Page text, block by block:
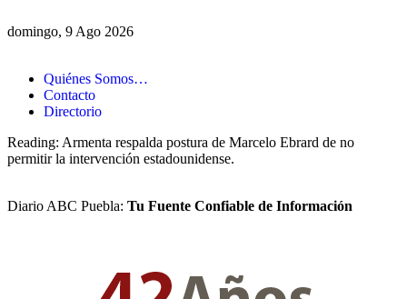
domingo, 9 Ago 2026
Quiénes Somos…
Contacto
Directorio
Reading: Armenta respalda postura de Marcelo Ebrard de no
permitir la intervención estadounidense.
Diario ABC Puebla: Tu Fuente Confiable de Información